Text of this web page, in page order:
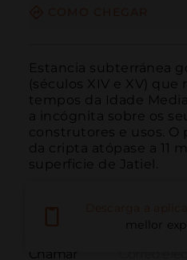
Estancia subterránea
(séculos XIV e XV)
tempos da Idade
a incógnita sobre os
construtores e usos.
da cripta atópase a 11
superficie de Jatiel.
Chamar
mellor